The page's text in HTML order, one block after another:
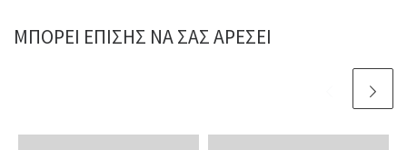
ΜΠΟΡΕΊ ΕΠΊΣΗΣ ΝΑ ΣΑΣ ΑΡΈΣΕΙ